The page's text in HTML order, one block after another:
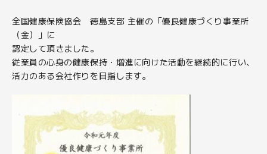
全国健康保険協会 徳島支部 主催の「優良健康づくり事業所
（金）」に
認定して頂きました。
従業員の心身の健康保持・増進に向けた活動を継続的に行い、
活力のある会社作りを目指します。